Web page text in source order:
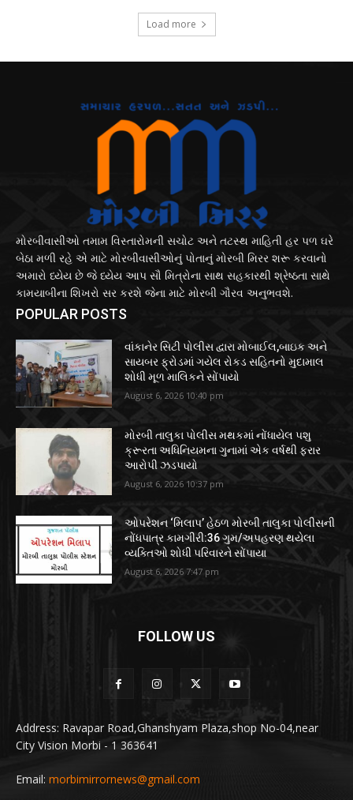
Load more
મોરબીવાસીઓ તમામ વિસ્તારોમની સચોટ અને તટસ્થ માહિતી હર પળ ઘરે
બેઠા મળી રહે એ માટે મોરબીવાસીઓનું પોતાનું મોરબી મિરર શરૂ કરવાનો
અમારો ધ્યેય છે જે ધ્યેય આપ સૌ મિત્રોના સાથ સહકારથી શ્રેષ્ઠતા સાથે
કામયાબીના શિખરો સર કરશે જેના માટે મોરબી ગૌરવ અનુભવશે.
POPULAR POSTS
વાંકાનેર સિટી પોલીસ દ્વારા મોબાઈલ,બાઇક અને
સાયબર ફ્રોડમાં ગયેલ રોકડ સહિતનો મુદામાલ
શોધી મૂળ માલિકને સોંપાયો
August 6, 2026 10:40 pm
મોરબી તાલુકા પોલીસ મથકમાં નોંધાયેલ પશુ
ક્રૂરતા અધિનિયમના ગુનામાં એક વર્ષથી ફરાર
આરોપી ઝડપાયો
August 6, 2026 10:37 pm
ઓપરેશન ‘મિલાપ’ હેઠળ મોરબી તાલુકા પોલીસની
નોંધપાત્ર કામગીરી:36 ગુમ/અપહરણ થયેલા
વ્યક્તિઓ શોધી પરિવારને સોંપાયા
August 6, 2026 7:47 pm
FOLLOW US
Address: Ravapar Road,Ghanshyam Plaza,shop No-04,near
City Vision Morbi - 1 363641
Email: morbimirrornews@gmail.com